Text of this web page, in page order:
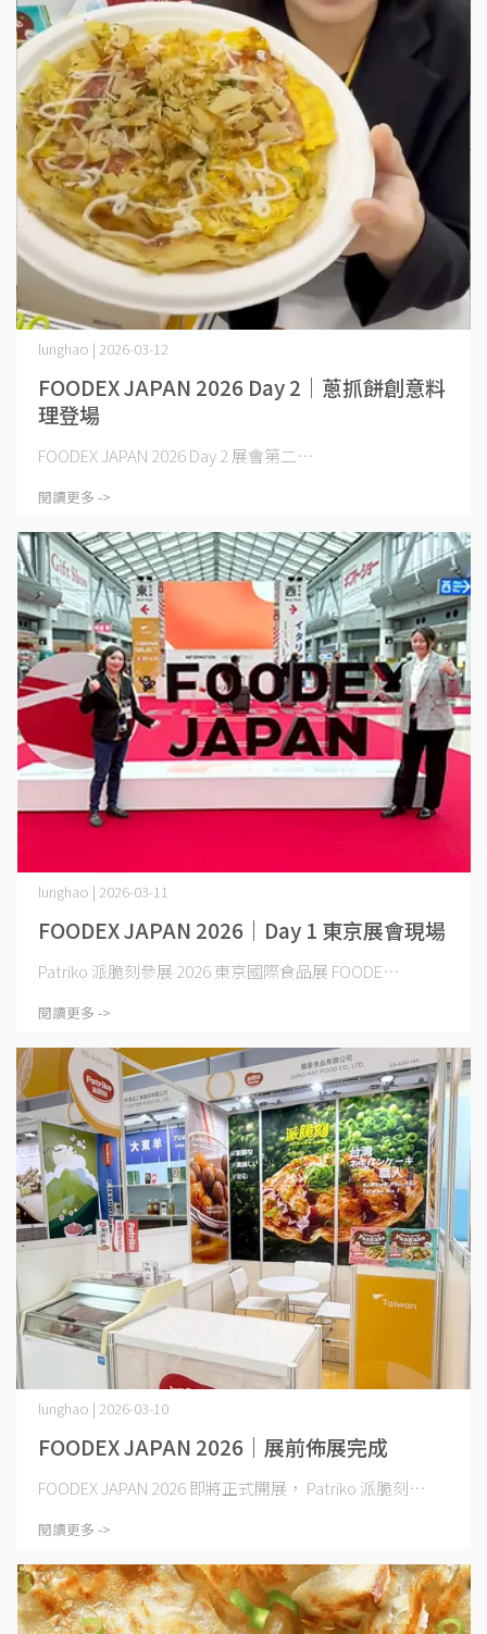
FOODEX JAPAN 2026 Day 2｜蔥抓餅創意料
理登場
lunghao | 2026-03-12
FOODEX JAPAN 2026 Day 2 展會第二⋯
閱讀更多 ->
FOODEX JAPAN 2026｜Day 1 東京展會現場
lunghao | 2026-03-11
Patriko 派脆刻參展 2026 東京國際食品展 FOODE⋯
閱讀更多 ->
FOODEX JAPAN 2026｜展前佈展完成
lunghao | 2026-03-10
FOODEX JAPAN 2026 即將正式開展， Patriko 派脆刻⋯
閱讀更多 ->